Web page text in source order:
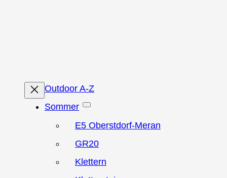
Outdoor A-Z
Sommer
E5 Oberstdorf-Meran
GR20
Klettern